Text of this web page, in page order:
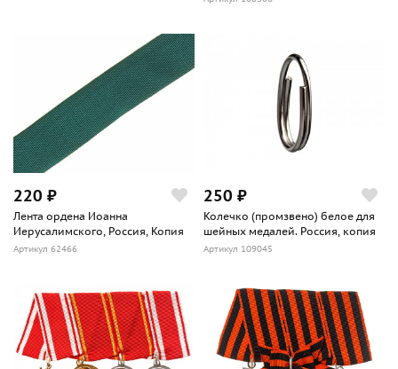
220 ₽
Лента ордена Иоанна
Иерусалимского, Россия, Копия
Артикул 62466
250 ₽
Колечко (промзвено) белое для
шейных медалей. Россия, копия
Артикул 109045